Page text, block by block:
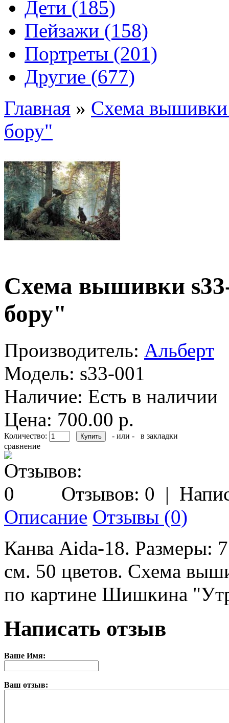
Дети (185)
Пейзажи (158)
Портреты (201)
Другие (677)
Главная » Схема
бору"
Схема вышивки
бору"
Производитель: Альберт
Модель: s33-001
Наличие: Есть в наличии
Цена: 700.00 р.
Количество: - или -
в закладки
сравнение
Отзывов: 0 |
Описание Отзывы (0)
Канва Aida-18. Размеры:
см. 50 цветов. Схема
по картине Шишкина
Написать отзыв
Ваше Имя:
Ваш отзыв: